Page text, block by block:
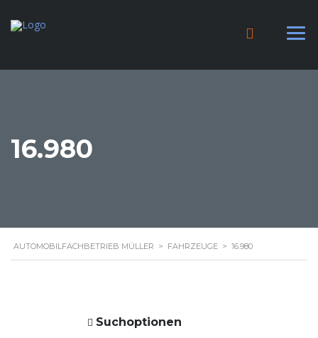
16.980
AUTOMOBILFACHBETRIEB MÜLLER > FAHRZEUGE > 16.980
Suchoptionen